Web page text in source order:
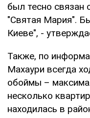
был тесно связан
"Святая Мария".
Киеве", -
Также, по
Махаури всегда
обоймы –
несколько
находилась в